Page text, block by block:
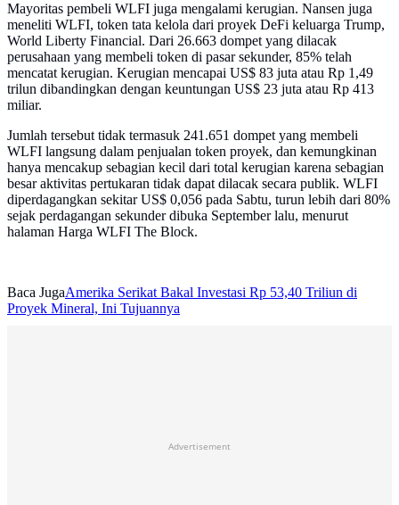
Mayoritas pembeli WLFI juga mengalami kerugian. Nansen juga
meneliti WLFI, token tata kelola dari proyek DeFi keluarga Trump,
World Liberty Financial. Dari 26.663 dompet yang dilacak
perusahaan yang membeli token di pasar sekunder, 85% telah
mencatat kerugian. Kerugian mencapai US$ 83 juta atau Rp 1,49
trilun dibandingkan dengan keuntungan US$ 23 juta atau Rp 413
miliar.
Jumlah tersebut tidak termasuk 241.651 dompet yang membeli
WLFI langsung dalam penjualan token proyek, dan kemungkinan
hanya mencakup sebagian kecil dari total kerugian karena sebagian
besar aktivitas pertukaran tidak dapat dilacak secara publik. WLFI
diperdagangkan sekitar US$ 0,056 pada Sabtu, turun lebih dari 80%
sejak perdagangan sekunder dibuka September lalu, menurut
halaman Harga WLFI The Block.
Baca JugaAmerika Serikat Bakal Investasi Rp 53,40 Triliun di
Proyek Mineral, Ini Tujuannya
Advertisement